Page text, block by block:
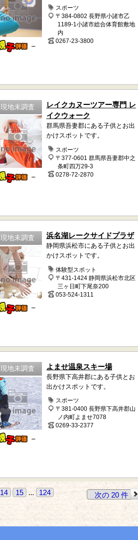
－
スポーツ
〒384-0802 長野県小諸市乙
1189-1小諸市総合体育館敷地
内
0267-23-3800
現地未調査
－
レイクカヌーツアー専門 レ
イクウォーク
群馬県吾妻郡にある子供とお出
かけスポットです。
スポーツ
〒377-0601 群馬県吾妻郡中之
条町四万29-3
0278-72-2870
現地未調査
－
浜名湖レークサイドプラザ
静岡県浜松市にある子供とお出
かけスポットです。
体験型スポット
〒431-1424 静岡県浜松市北区
三ヶ日町下尾奈200
053-524-1311
現地未調査
－
よませ温泉スキー場
長野県下高井郡にある子供とお
出かけスポットです。
スポーツ
〒381-0400 長野県下高井郡山
ノ内町よませ7078
0269-33-2377
14 15 ... 124 次の 20 件